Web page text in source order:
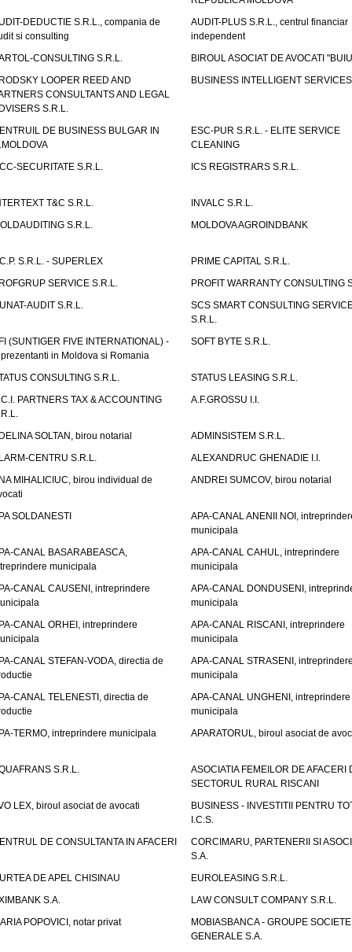
DEDUCTIE S.R.L., compania de
si consulting
AUDIT-PLUS S.R.L., centrul financiar
independent
CONSULTING S.R.L.
BIROUL ASOCIAT DE AVOCATI
LOOPER REED AND
CONSULTANTS AND LEGAL
S.R.L.
BUSINESS INTELLIGENT
DE BUSINESS BULGAR IN
ESC-PUR S.R.L. - ELITE SERVICE
CLEANING
SECURITATE S.R.L.
ICS REGISTRARS S.R.L.
T&C S.R.L.
INVALC S.R.L.
S.R.L.
MOLDOVA AGROINDBANK
S.R.L. - SUPERLEX
PRIME CAPITAL S.R.L.
SERVICE S.R.L.
PROFIT WARRANTY CONSULTING
AUDIT S.R.L.
SCS SMART CONSULTING
S.R.L.
(SUNTIGER FIVE INTERNATIONAL) -
in Moldova si Romania
SOFT BYTE S.R.L.
CONSULTING S.R.L.
STATUS LEASING S.R.L.
PARTNERS TAX & ACCOUNTING
A.F.GROSSU I.I.
SOLTAN, birou notarial
ADMINSISTEM S.R.L.
CENTRU S.R.L.
ALEXANDRUC GHENADIE I.I.
MIHALICIUC, birou individual de
ANDREI SUMCOV, birou notarial
SOLDANESTI
APA-CANAL ANENII NOI,
municipala
CANAL BASARABEASCA,
municipala
APA-CANAL CAHUL, intreprindere
municipala
CANAL CAUSENI, intreprindere
APA-CANAL DONDUSENI,
municipala
CANAL ORHEI, intreprindere
APA-CANAL RISCANI, intreprindere
municipala
CANAL STEFAN-VODA, directia de
APA-CANAL STRASENI,
municipala
CANAL TELENESTI, directia de
APA-CANAL UNGHENI, intreprindere
municipala
TERMO, intreprindere municipala
APARATORUL, biroul asociat de
S.R.L.
ASOCIATIA FEMEILOR DE AFACERI
SECTORUL RURAL RISCANI
LEX, biroul asociat de avocati
BUSINESS - INVESTITII PENTRU
I.C.S.
DE CONSULTANTA IN AFACERI
CORCIMARU, PARTENERII SI
S.A.
DE APEL CHISINAU
EUROLEASING S.R.L.
S.A.
LAW CONSULT COMPANY S.R.L.
POPOVICI, notar privat
MOBIASBANCA - GROUPE SOCIETE
GENERALE S.A.